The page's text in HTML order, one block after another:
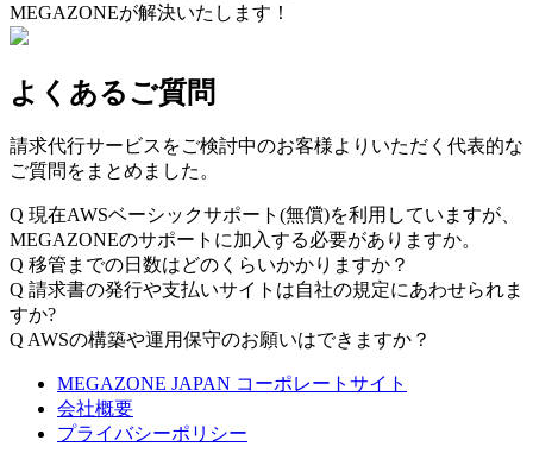
MEGAZONEが解決いたします！
よくあるご質問
請求代行サービスをご検討中のお客様よりいただく代表的な
ご質問をまとめました。
Q 現在AWSベーシックサポート(無償)を利用していますが、
MEGAZONEのサポートに加入する必要がありますか。
Q 移管までの日数はどのくらいかかりますか？
Q 請求書の発行や支払いサイトは自社の規定にあわせられま
すか?
Q AWSの構築や運用保守のお願いはできますか？
MEGAZONE JAPAN コーポレートサイト
会社概要
プライバシーポリシー